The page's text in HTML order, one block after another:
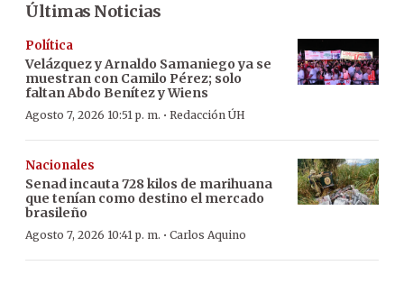
Últimas Noticias
Política
Velázquez y Arnaldo Samaniego ya se
muestran con Camilo Pérez; solo
faltan Abdo Benítez y Wiens
Agosto 7, 2026 10:51 p. m. · Redacción ÚH
Nacionales
Senad incauta 728 kilos de marihuana
que tenían como destino el mercado
brasileño
Agosto 7, 2026 10:41 p. m. · Carlos Aquino